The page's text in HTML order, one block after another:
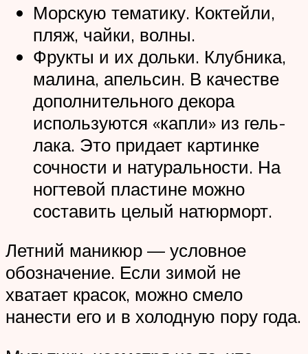
Морскую тематику. Коктейли,
пляж, чайки, волны.
Фрукты и их дольки. Клубника,
малина, апельсин. В качестве
дополнительного декора
используются «капли» из гель-
лака. Это придает картинке
сочности и натуральности. На
ногтевой пластине можно
составить целый натюрморт.
Летний маникюр — условное
обозначение. Если зимой не
хватает красок, можно смело
нанести его и в холодную пору года.